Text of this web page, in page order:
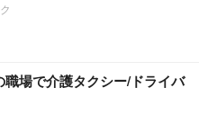
場で介護タクシー/ドライバ